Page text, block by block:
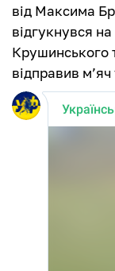
від Максима
відгукнувся
Крушинського
відправив м’яч